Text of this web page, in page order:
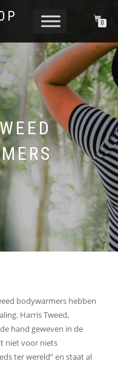
0
bodywarmers hebben
Harris Tweed,
hand geweven in de
niet voor niets
ter wereld” en staat al